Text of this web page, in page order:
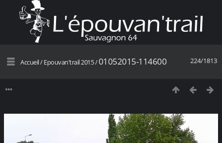
224/1813
Accueil/Epouvan'trail 2015/01052015-114600